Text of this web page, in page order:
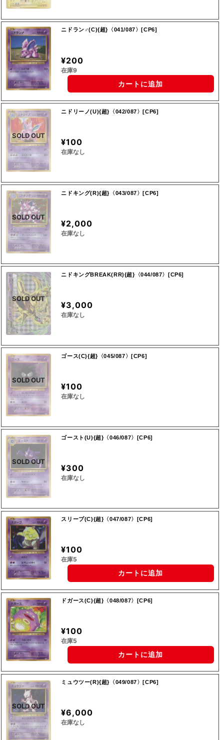
ニドラン♂(C){超}〈041/087〉[CP6]
¥200
在庫9
カートに追加
SOLD OUT
ニドリーノ(U){超}〈042/087〉[CP6]
¥100
在庫なし
SOLD OUT
ニドキング(R){超}〈043/087〉[CP6]
¥2,000
在庫なし
SOLD OUT
ニドキングBREAK(RR){超}〈044/087〉[CP6]
¥3,000
在庫なし
SOLD OUT
ゴース(C){超}〈045/087〉[CP6]
¥100
在庫なし
SOLD OUT
ゴースト(U){超}〈046/087〉[CP6]
¥300
在庫なし
スリープ(C){超}〈047/087〉[CP6]
¥100
在庫5
カートに追加
ドガース(C){超}〈048/087〉[CP6]
¥100
在庫5
カートに追加
SOLD OUT
ミュウツー(R){超}〈049/087〉[CP6]
¥6,000
在庫なし